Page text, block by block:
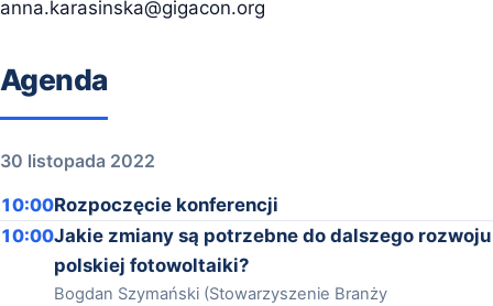
anna.karasinska@gigacon.org
Agenda
30 listopada 2022
10:00Rozpoczęcie konferencji
10:00Jakie zmiany są potrzebne do dalszego rozwoju
polskiej fotowoltaiki?
Bogdan Szymański (Stowarzyszenie Branży